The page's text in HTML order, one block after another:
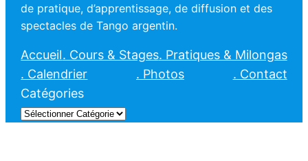
de pratique, d’apprentissage, de diffusion et des
spectacles de Tango argentin.
Accueil. Cours & Stages. Pratiques & Milongas
. Calendrier
. Photos
. Contact
Catégories